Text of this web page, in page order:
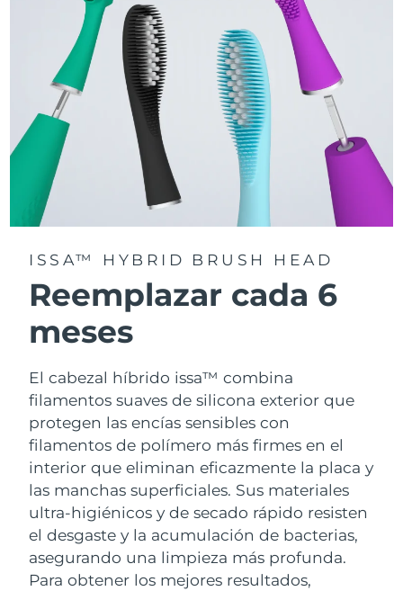
la app FOREO For You.
ISSA™ HYBRID BRUSH HEAD
Reemplazar cada 6
meses
El cabezal híbrido issa™ combina
filamentos suaves de silicona exterior que
protegen las encías sensibles con
filamentos de polímero más firmes en el
interior que eliminan eficazmente la placa y
las manchas superficiales. Sus materiales
ultra-higiénicos y de secado rápido resisten
el desgaste y la acumulación de bacterias,
asegurando una limpieza más profunda.
Para obtener los mejores resultados,